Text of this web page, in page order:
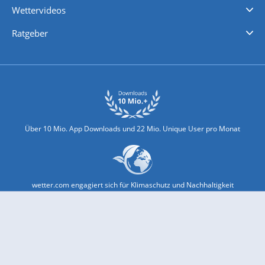
Wettervideos
Ratgeber
Über 10 Mio. App Downloads und 22 Mio. Unique User pro Monat
wetter.com engagiert sich für Klimaschutz und Nachhaltigkeit